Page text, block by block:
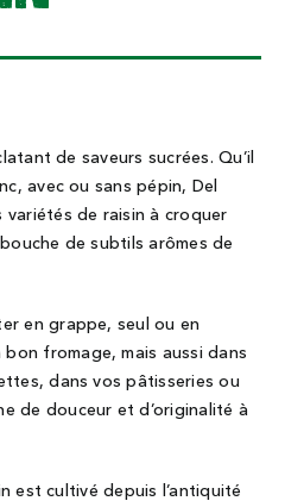
de saveurs sucrées. Qu’il
avec ou sans pépin, Del
variétés de raisin à croquer
de subtils arômes de
en grappe, seul ou en
bon fromage, mais aussi dans
dans vos pâtisseries ou
de douceur et d’originalité à
est cultivé depuis l’antiquité